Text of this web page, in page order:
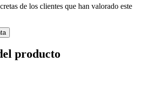
de los clientes que han valorado este
producto